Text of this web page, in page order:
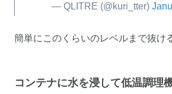
— QLITRE (@kuri_tter)
簡単にこのくらいのレベルまで抜け
コンテナに水を浸して低温調理